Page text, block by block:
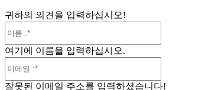
귀하의 의견을 입력하십시오!
여기에 이름을 입력하십시오.
일
잘못된 이메일 주소를 입력하셨습니다!